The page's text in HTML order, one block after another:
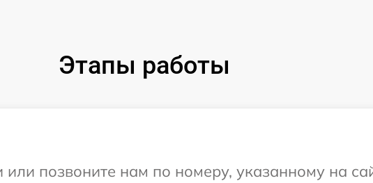
Этапы работы
позвоните нам по номеру, указанному на